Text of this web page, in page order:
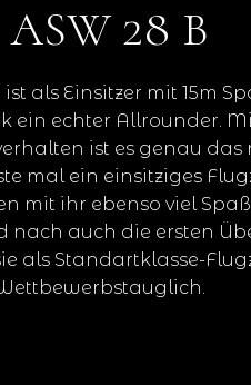
ASW 28 B
ist als Einsitzer mit 15m
ein echter Allrounder.
ist es genau das
mal ein einsitziges
mit ihr ebenso viel
nach auch die ersten
als Standartklasse-